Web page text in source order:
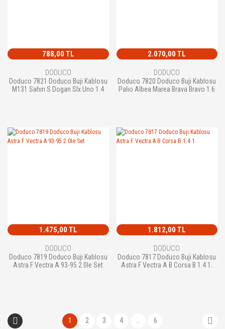
788,00 TL
DODUCO
Doduco 7821 Doduco Buji Kablosu
M131 Sahın S Dogan Slx Uno 1.4
2.070,00 TL
DODUCO
Doduco 7820 Doduco Buji Kablosu
Palıo Albea Marea Brava Bravo 1.6
1.475,00 TL
DODUCO
Doduco 7819 Doduco Buji Kablosu
Astra F Vectra A 93-95 2.0Ie Set
1.812,00 TL
DODUCO
Doduco 7817 Doduco Buji Kablosu
Astra F Vectra A B Corsa B 1.4 1.
1 2 3 4 6